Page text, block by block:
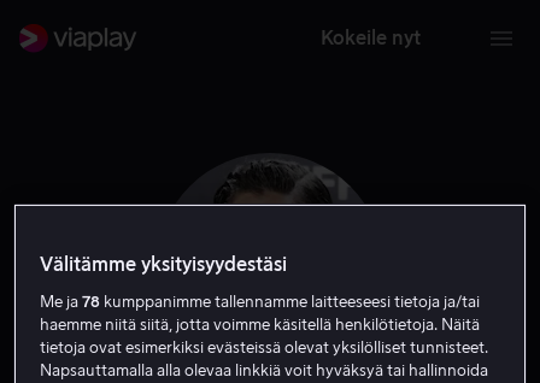
Kokeile nyt
Välitämme yksityisyydestäsi
Me ja78 kumppanimme tallennamme laitteeseesi tietoja ja/tai
haemme niitä siitä, jotta voimme käsitellä henkilötietoja. Näitä
tietoja ovat esimerkiksi evästeissä olevat yksilölliset tunnisteet.
Napsauttamalla alla olevaa linkkiä voit hyväksyä tai hallinnoida